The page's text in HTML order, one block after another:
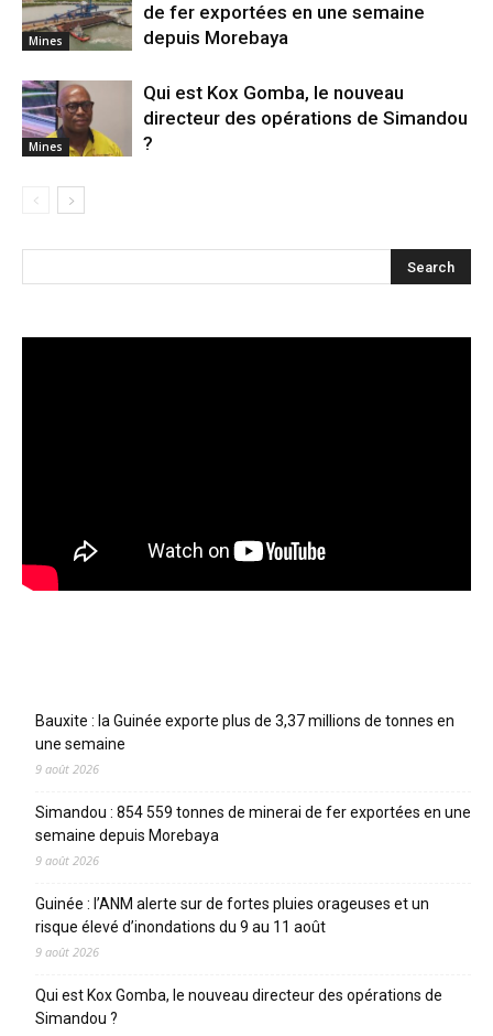
Mines
de fer exportées en une semaine
depuis Morebaya
Mines
Qui est Kox Gomba, le nouveau
directeur des opérations de Simandou
?
Bauxite : la Guinée exporte plus de 3,37 millions de tonnes en
une semaine
9 août 2026
Simandou : 854 559 tonnes de minerai de fer exportées en une
semaine depuis Morebaya
9 août 2026
Guinée : l’ANM alerte sur de fortes pluies orageuses et un
risque élevé d’inondations du 9 au 11 août
9 août 2026
Qui est Kox Gomba, le nouveau directeur des opérations de
Simandou ?